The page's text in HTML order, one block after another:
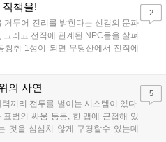
책을!
두어 진리를 밝힌다는 신검의 문파
리고 전직에 관계된 NPC들을 살펴
취 1성이 되면 무당산에서 전직에
2
의 사연
끼리 전투를 벌이는 시스템이 있다.
범의 싸움 등등, 한 맵에 근접해 있
것을 심심치 않게 구경할수 있는데
5